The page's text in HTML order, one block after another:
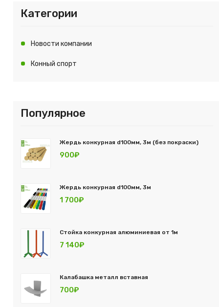
Категории
Новости компании
Конный спорт
Популярное
Жердь конкурная d100мм, 3м (без покраски)
900₽
Жердь конкурная d100мм, 3м
1 700₽
Стойка конкурная алюминиевая от 1м
7 140₽
Калабашка металл вставная
700₽